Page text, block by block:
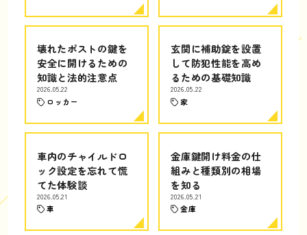
壊れたポストの鍵を
安全に開けるための
知識と法的注意点
2026.05.22
ロッカー
玄関に補助錠を設置
して防犯性能を高め
るための基礎知識
2026.05.22
家
車内のチャイルドロ
ック設定を忘れて慌
てた体験談
2026.05.21
車
金庫鍵開け料金の仕
組みと種類別の相場
を知る
2026.05.21
金庫